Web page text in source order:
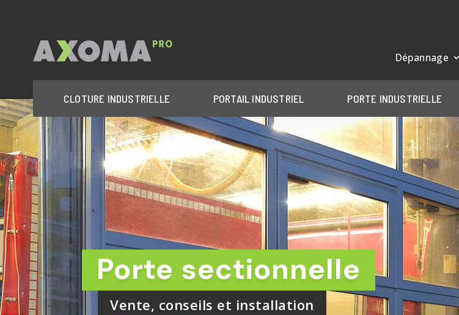
Dépannage
CLOTURE INDUSTRIELLE PORTAIL INDUSTRIEL PORTE INDUSTRIELLE
Porte sectionnelle
Vente, conseils et installation